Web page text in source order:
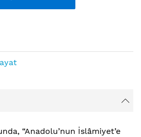
“Anadolu’nun İslâmiyet’e